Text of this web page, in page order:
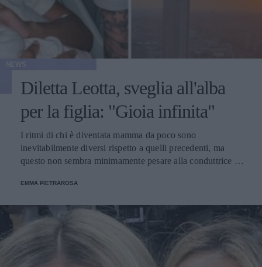
Diletta Leotta, sveglia all'alba
per la figlia: "Gioia infinita"
I ritmi di chi è diventata mamma da poco sono
inevitabilmente diversi rispetto a quelli precedenti, ma
questo non sembra minimamente pesare alla conduttrice di
EMMA PIETRAROSA